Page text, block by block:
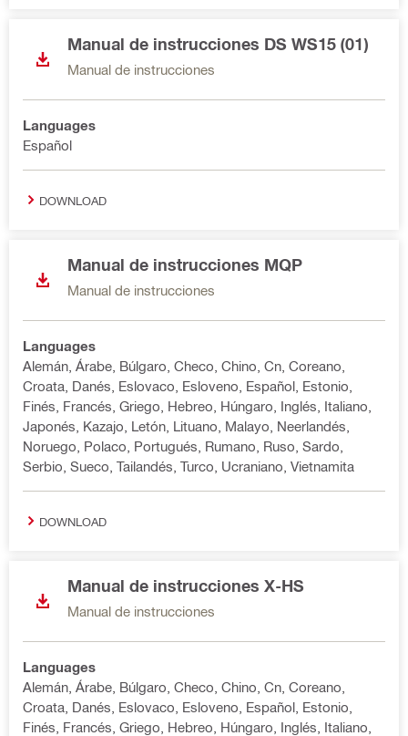
Manual de instrucciones DS WS15 (01)
Manual de instrucciones
Languages
Español
DOWNLOAD
Manual de instrucciones MQP
Manual de instrucciones
Languages
Alemán, Árabe, Búlgaro, Checo, Chino, Cn, Coreano,
Croata, Danés, Eslovaco, Esloveno, Español, Estonio,
Finés, Francés, Griego, Hebreo, Húngaro, Inglés, Italiano,
Japonés, Kazajo, Letón, Lituano, Malayo, Neerlandés,
Noruego, Polaco, Portugués, Rumano, Ruso, Sardo,
Serbio, Sueco, Tailandés, Turco, Ucraniano, Vietnamita
DOWNLOAD
Manual de instrucciones X-HS
Manual de instrucciones
Languages
Alemán, Árabe, Búlgaro, Checo, Chino, Cn, Coreano,
Croata, Danés, Eslovaco, Esloveno, Español, Estonio,
Finés, Francés, Griego, Hebreo, Húngaro, Inglés, Italiano,